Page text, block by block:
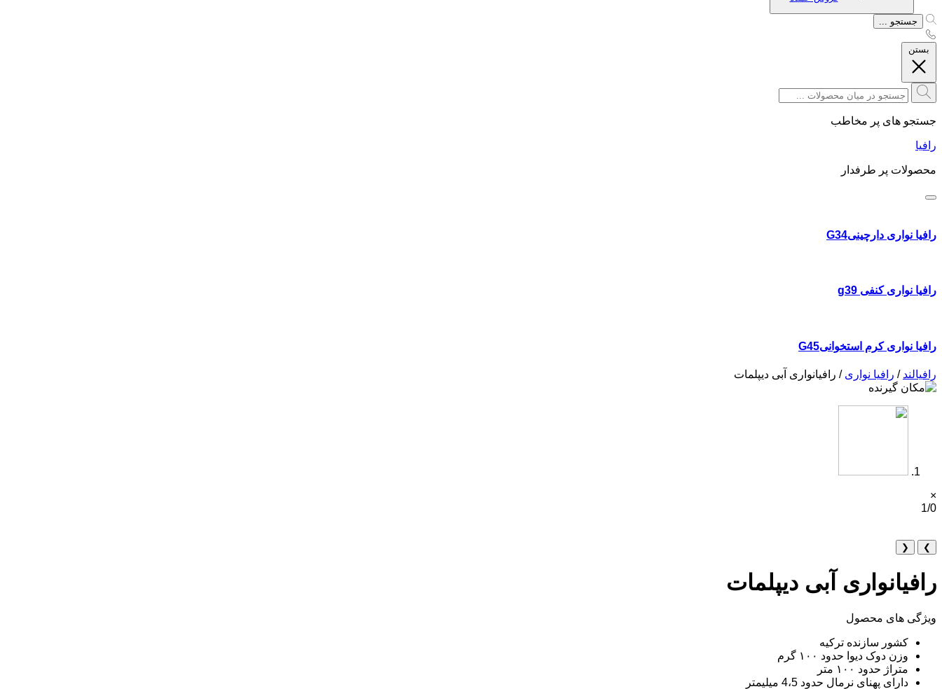
جستجو ...
بستن
جستجو های پر مخاطب
رافیا
محصولات پر طرفدار
رافیا نواری دارچینیG34
رافیا نواری کنفی g39
رافیا نواری کرم استخوانیG45
رافیالند / رافیا نواری / رافیانواری آبی دیپلمات
×
1/0
❯
❮
رافیانواری آبی دیپلمات
ویژگی های محصول
کشور سازنده ترکیه
وزن دوک دیوا حدود ۱۰۰ گرم
متراژ حدود ۱۰۰ متر
دارای پهنای نرمال حدود 4،5 میلیمتر